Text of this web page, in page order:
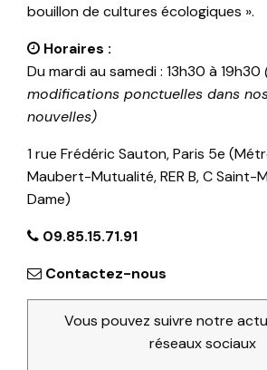
bouillon de cultures écologiques ».
Horaires :
Du mardi au samedi : 13h30 à 19h30
modifications ponctuelles dans
nouvelles)
1 rue Frédéric Sauton, Paris 5e
Maubert-Mutualité, RER B, C Saint-
Dame)
09.85.15.71.91
Contactez-nous
Vous pouvez suivre notre
réseaux sociaux